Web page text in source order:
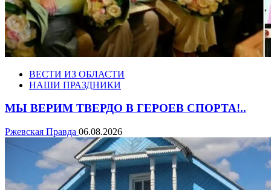
ВЕСТИ ИЗ ОБЛАСТИ
НАШИ ПРАЗДНИКИ
МЫ ВЕРИМ ТВЕРДО В ГЕРОЕВ СПОРТА!..
Ржевская Правда 06.08.2026